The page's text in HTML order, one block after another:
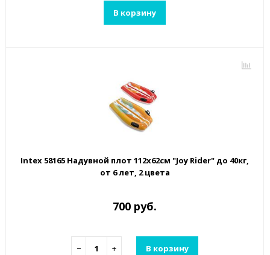
В корзину
Intex 58165 Надувной плот 112х62см "Joy Rider" до 40кг,
от 6 лет, 2 цвета
700 руб.
− + В корзину